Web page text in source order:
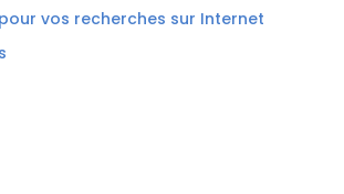
vos recherches sur Internet